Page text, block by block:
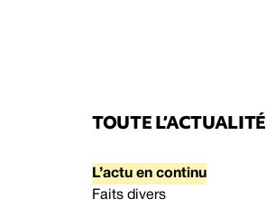
TOUTE L’ACTUALITÉ
L’actu en continu
Faits divers